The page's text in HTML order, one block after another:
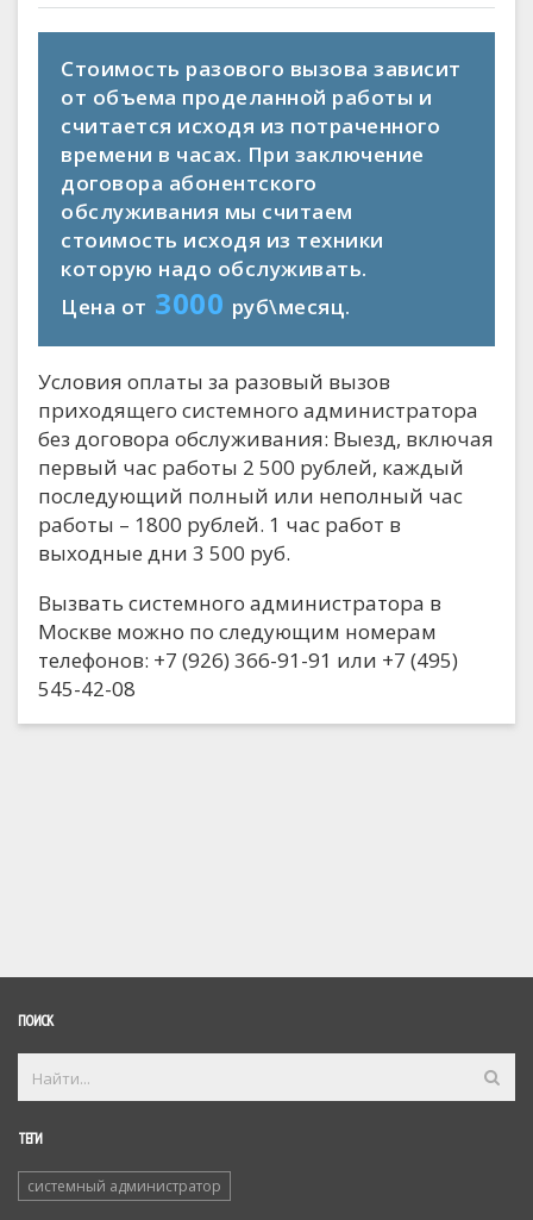
Стоимость разового вызова зависит
от объема проделанной работы и
считается исходя из потраченного
времени в часах. При заключение
договора абонентского
обслуживания мы считаем
стоимость исходя из техники
которую надо обслуживать.
Цена от 3000 руб\месяц.
Условия оплаты за разовый вызов
приходящего системного администратора
без договора обслуживания: Выезд, включая
первый час работы 2 500 рублей, каждый
последующий полный или неполный час
работы – 1800 рублей. 1 час работ в
выходные дни 3 500 руб.
Вызвать системного администратора в
Москве можно по следующим номерам
телефонов: +7 (926) 366-91-91 или +7 (495)
545-42-08
ПОИСК
ТЕГИ
системный администратор